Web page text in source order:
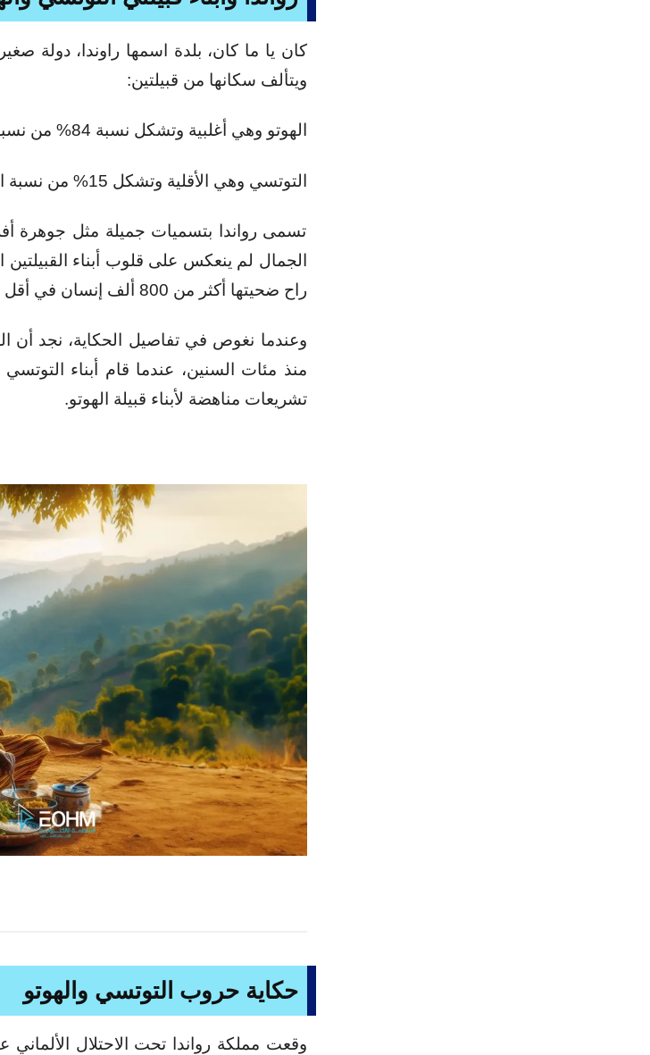
كان يا ما كان، بلدة اسمها راوندا، دولة
ويتألف سكانها من قبيلتين:
الهوتو وهي أغلبية وتشكل نسبة 84% من نسبة السكان.
التوتسي وهي الأقلية وتشكل 15% من نسبة السكان.
تسمى رواندا بتسميات جميلة مثل جوهرة
الجمال لم ينعكس على قلوب أبناء
راح ضحيتها أكثر من 800 ألف إنسان في أقل من 100 يوم.
وعندما نغوص في تفاصيل الحكاية، نجد أن
منذ مئات السنين، عندما قام أبناء
تشريعات مناهضة لأبناء قبيلة الهوتو.
حكاية حروب التوتسي والهوتو